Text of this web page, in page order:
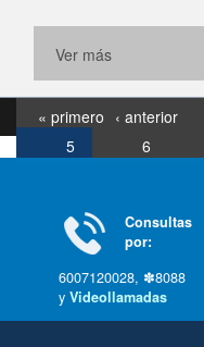
Ver más
« primero ‹ anterior
5
6
Consultas
por:
6007120028, ✽8088
yVideollamadas